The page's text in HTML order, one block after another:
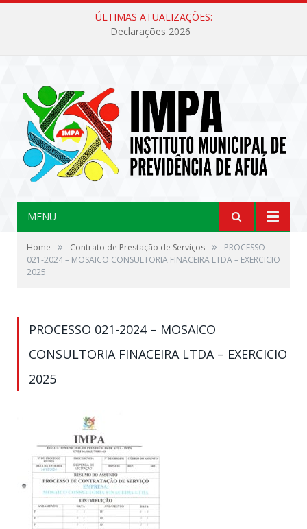
ÚLTIMAS ATUALIZAÇÕES:
Declarações 2026
MENU
Home » Contrato de Prestação de Serviços »
PROCESSO
021-2024 – MOSAICO CONSULTORIA FINACEIRA LTDA – EXERCICIO
2025
PROCESSO 021-2024 – MOSAICO
CONSULTORIA FINACEIRA LTDA – EXERCICIO
2025